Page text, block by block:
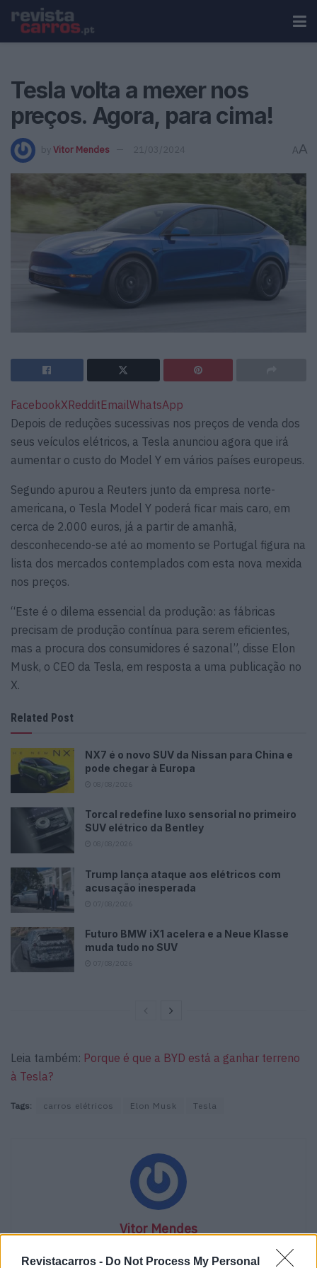
Revistacarros - Do Not Process My Personal
Tesla volta a mexer nos
preços. Agora, para cima!
by Vitor Mendes 21/03/2024 AA
FacebookXRedditEmailWhatsApp
Depois de reduções sucessivas nos preços de venda dos
seus veículos elétricos, a Tesla anunciou agora que irá
aumentar o custo do Model Y em vários países europeus.
Segundo apurou a Reuters junto da empresa norte-
americana, o Tesla Model Y poderá ficar mais caro, em
cerca de 2.000 euros, já a partir de amanhã,
desconhecendo-se até ao momento se Portugal figura na
lista dos mercados contemplados com esta nova mexida
nos preços.
“Este é o dilema essencial da produção: as fábricas
precisam de produção contínua para serem eficientes,
mas a procura dos consumidores é sazonal”, disse Elon
Musk, o CEO da Tesla, em resposta a uma publicação no
X.
Related Post
NX7 é o novo SUV da Nissan para China e
pode chegar à Europa
Torcal redefine luxo sensorial no primeiro
SUV elétrico da Bentley
Trump lança ataque aos elétricos com
acusação inesperada
Futuro BMW iX1 acelera e a Neue Klasse
muda tudo no SUV
Leia também: Porque é que a BYD está a ganhar terreno
à Tesla?
Tags: carros elétricos Elon Musk Tesla
Vitor Mendes